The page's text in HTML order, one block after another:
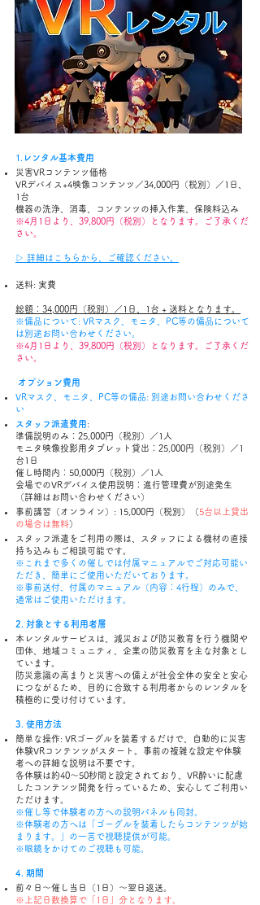
​​1.
レンタル基本費用
災害VRコンテンツ価格
VRデバイス+4映像コンテンツ／34,000円（税別）／1日、
1台
機器の洗浄、消毒、コンテンツの挿入作業、保険料込み
※4月1日より、39,800円（税別）となります。ご了承くだ
さい。
▷ 詳細はこちらから、ご確認ください。
送料: 実費
総額：34,000円（税別）／ 1日、1台 + 送料となります。
※備品について: VRマスク、モニタ、PC等の備品について
は別途お問い合わせください。
※4月1日より、39,800円（税別）となります。ご了承くだ
さい。
オプション費用
VRマスク、モニタ、PC等の備品: 別途お問い合わせくださ
い
スタッフ派遣費用:
準備説明のみ：25,000円（税別）／1人
​モニタ映像投影用タブレット貸出：25,000円（税別）／1
台1日
催し時間内：50,000円（税別）／1人
会場でのVRデバイス使用説明：進行管理費が別途発生
（詳細はお問い合わせください）
事前講習（オンライン）: 15,000円（税別）（5台以上貸出
の場合は無料）
スタッフ派遣をご利用の際は、スタッフによる機材の直接
持ち込みもご相談可能です。
※これまで多くの催しでは付属マニュアルでご対応可能い
ただき、簡単にご使用いただいております。
※事前送付、付属のマニュアル（内容：4行程）のみで、
通常はご使用いただけます。
2. 対象とする利用者層
本レンタルサービスは、減災および防災教育を行う機関や
団体、地域コミュニティ、企業の防災教育を主な対象とし
ています。
防災意識の高まりと災害への備えが社会全体の安全と安心
につながるため、目的に合致する利用者からのレンタルを
積極的に受け付けています。
3. 使用方法
簡単な操作: VRゴーグルを装着するだけで、自動的に災害
体験VRコンテンツがスタート。事前の複雑な設定や体験
者への詳細な説明は不要です。
各体験は約40〜50秒間と設定されており、VR酔いに配慮
したコンテンツ開発を行っているため、安心してご利用い
ただけます。
※催し等で体験者の方への説明パネルも同封。
※体験者の方へは「ゴーグルを装着したらコンテンツが始
まります。」の一言で視聴提供が可能。
※眼鏡をかけてのご視聴も可能。
4. 期間
前々日〜催し当日（1日）〜翌日返送。
※上記日数換算で「1日」分となります。